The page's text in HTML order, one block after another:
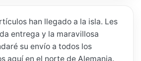
han llegado a la isla. Les
entrega y la maravillosa
su envío a todos los
aquí en el norte de Alemania.